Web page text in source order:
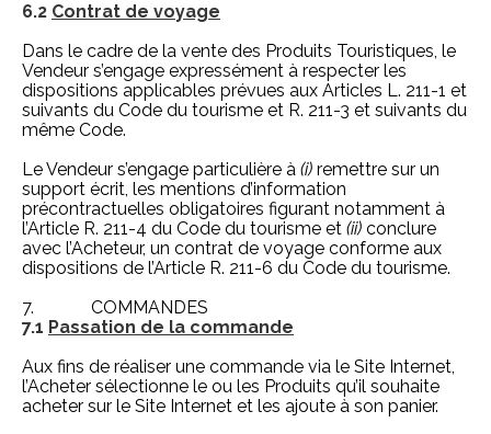
6.2 Contrat de voyage
Dans le cadre de la vente des Produits Touristiques, le
Vendeur s’engage expressément à respecter les
dispositions applicables prévues aux Articles L. 211-1 et
suivants du Code du tourisme et R. 211-3 et suivants du
même Code.
Le Vendeur s’engage particulière à (i) remettre sur un
support écrit, les mentions d’information
précontractuelles obligatoires figurant notamment à
l’Article R. 211-4 du Code du tourisme et (ii) conclure
avec l’Acheteur, un contrat de voyage conforme aux
dispositions de l’Article R. 211-6 du Code du tourisme.
7. COMMANDES
7.1 Passation de la commande
Aux fins de réaliser une commande via le Site Internet,
l’Acheter sélectionne le ou les Produits qu’il souhaite
acheter sur le Site Internet et les ajoute à son panier.